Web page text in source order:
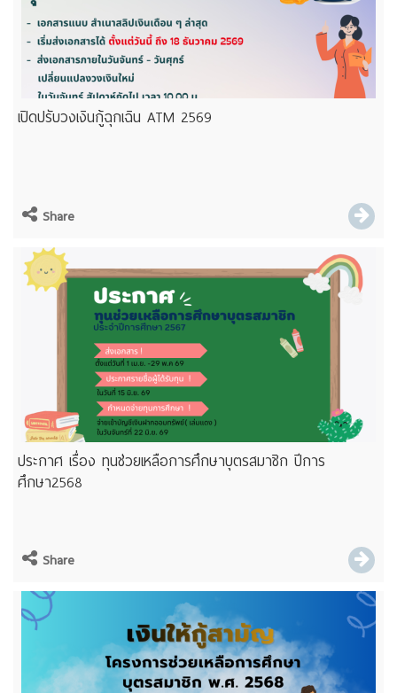
เปิดปรับวงเงินกู้ฉุกเฉิน ATM 2569
Share
ประกาศ เรื่อง ทุนช่วยเหลือการศึกษาบุตรสมาชิก ปีการ
ศึกษา2568
Share